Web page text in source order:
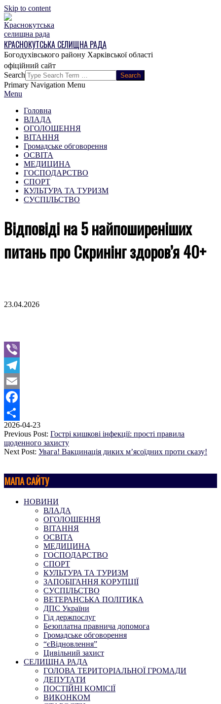
Skip to content
КРАСНОКУТСЬКА СЕЛИЩНА РАДА
Богодухівського району Харківської області
Search
Primary Navigation Menu
Menu
Головна
ВЛАДА
ОГОЛОШЕННЯ
ВІТАННЯ
Громадське обговорення
ОСВІТА
МЕДИЦИНА
ГОСПОДАРСТВО
СПОРТ
КУЛЬТУРА ТА ТУРИЗМ
СУСПІЛЬСТВО
Відповіді на 5 найпоширеніших
питань про Скринінг здоров’я 40+
23.04.2026
Viber
Telegram
Email
Facebook
Поділитися
2026-04-23
Previous Post: Гострі кишкові інфекції: прості правила
щоденного захисту
Next Post: Увага! Вакцинація диких м’ясоїдних проти сказу!
МАПА САЙТУ
НОВИНИ
ВЛАДА
ОГОЛОШЕННЯ
ВІТАННЯ
ОСВІТА
МЕДИЦИНА
ГОСПОДАРСТВО
СПОРТ
КУЛЬТУРА ТА ТУРИЗМ
ЗАПОБІГАННЯ КОРУПЦІЇ
СУСПІЛЬСТВО
ВЕТЕРАНСЬКА ПОЛІТИКА
ДПС України
Гід держпослуг
Безоплатна правнича допомога
Громадське обговорення
“єВідновлення”
Цивільний захист
СЕЛИЩНА РАДА
ГОЛОВА ТЕРИТОРІАЛЬНОЇ ГРОМАДИ
ДЕПУТАТИ
ПОСТІЙНІ КОМІСІЇ
ВИКОНКОМ